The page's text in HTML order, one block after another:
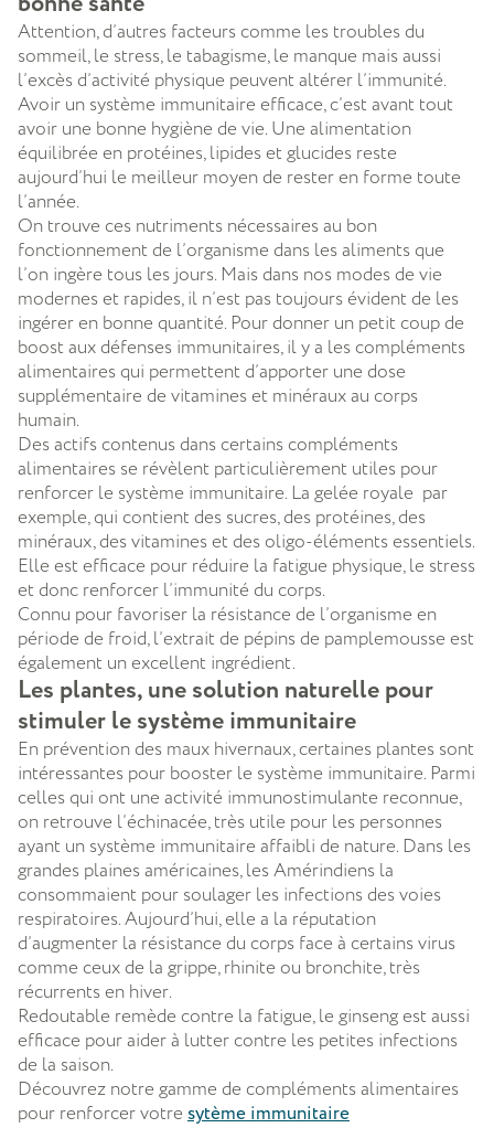
Attention, d’autres facteurs comme les troubles du
sommeil, le stress, le tabagisme, le manque mais aussi
l’excès d’activité physique peuvent altérer l’immunité.
Avoir un système immunitaire efficace, c’est avant tout
avoir une bonne hygiène de vie. Une alimentation
équilibrée en protéines, lipides et glucides reste
aujourd’hui le meilleur moyen de rester en forme toute
l’année.
On trouve ces nutriments nécessaires au bon
fonctionnement de l’organisme dans les aliments que
l’on ingère tous les jours. Mais dans nos modes de vie
modernes et rapides, il n’est pas toujours évident de les
ingérer en bonne quantité. Pour donner un petit coup de
boost aux défenses immunitaires, il y a les compléments
alimentaires qui permettent d’apporter une dose
supplémentaire de vitamines et minéraux au corps
humain.
Des actifs contenus dans certains compléments
alimentaires se révèlent particulièrement utiles pour
renforcer le système immunitaire. La gelée royale par
exemple, qui contient des sucres, des protéines, des
minéraux, des vitamines et des oligo-éléments essentiels.
Elle est efficace pour réduire la fatigue physique, le stress
et donc renforcer l’immunité du corps.
Connu pour favoriser la résistance de l’organisme en
période de froid, l’extrait de pépins de pamplemousse est
également un excellent ingrédient.
Les plantes, une solution naturelle pour
stimuler le système immunitaire
En prévention des maux hivernaux, certaines plantes sont
intéressantes pour booster le système immunitaire. Parmi
celles qui ont une activité immunostimulante reconnue,
on retrouve l’échinacée, très utile pour les personnes
ayant un système immunitaire affaibli de nature. Dans les
grandes plaines américaines, les Amérindiens la
consommaient pour soulager les infections des voies
respiratoires. Aujourd’hui, elle a la réputation
d’augmenter la résistance du corps face à certains virus
comme ceux de la grippe, rhinite ou bronchite, très
récurrents en hiver.
Redoutable remède contre la fatigue, le ginseng est aussi
efficace pour aider à lutter contre les petites infections
de la saison.
Découvrez notre gamme de compléments alimentaires
pour renforcer votre sytème immunitaire